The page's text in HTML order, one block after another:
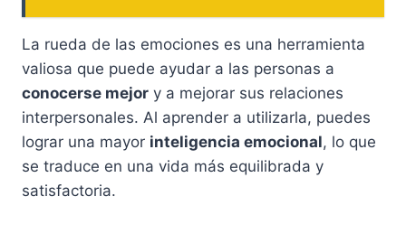
La rueda de las emociones es una herramienta
valiosa que puede ayudar a las personas a
conocerse mejor y a mejorar sus relaciones
interpersonales. Al aprender a utilizarla, puedes
lograr una mayor inteligencia emocional, lo que
se traduce en una vida más equilibrada y
satisfactoria.